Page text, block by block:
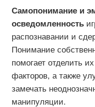
Самопонимание и
осведомленность
распознавании и
Понимание
помогает отделить
факторов, а также
замечать
манипуляции.